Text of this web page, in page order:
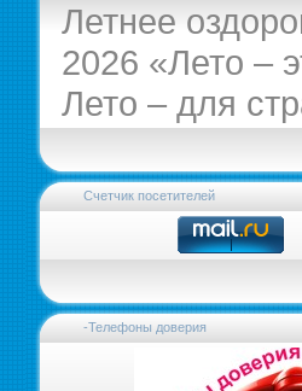
Летнее
2026 «Лето –
Лето – для
Счетчик посетителей
-Телефоны доверия